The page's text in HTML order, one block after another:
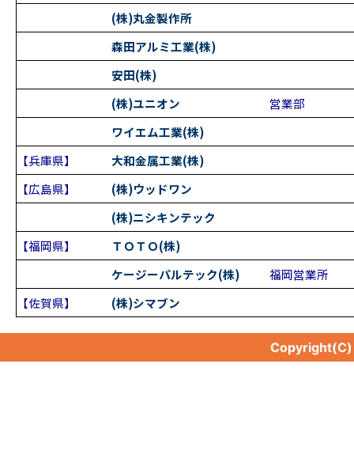
(株)丸金製作所
森田アルミ工業(株)
安田(株)
(株)ユニオン
営業部
ワイエム工業(株)
【兵庫県】
大和金属工業(株)
【広島県】
(株)ウッドワン
(株)ニシキンテック
【福岡県】
ＴＯＴＯ(株)
ケージーパルテック(株)
福岡営業所
【佐賀県】
(株)シマブン